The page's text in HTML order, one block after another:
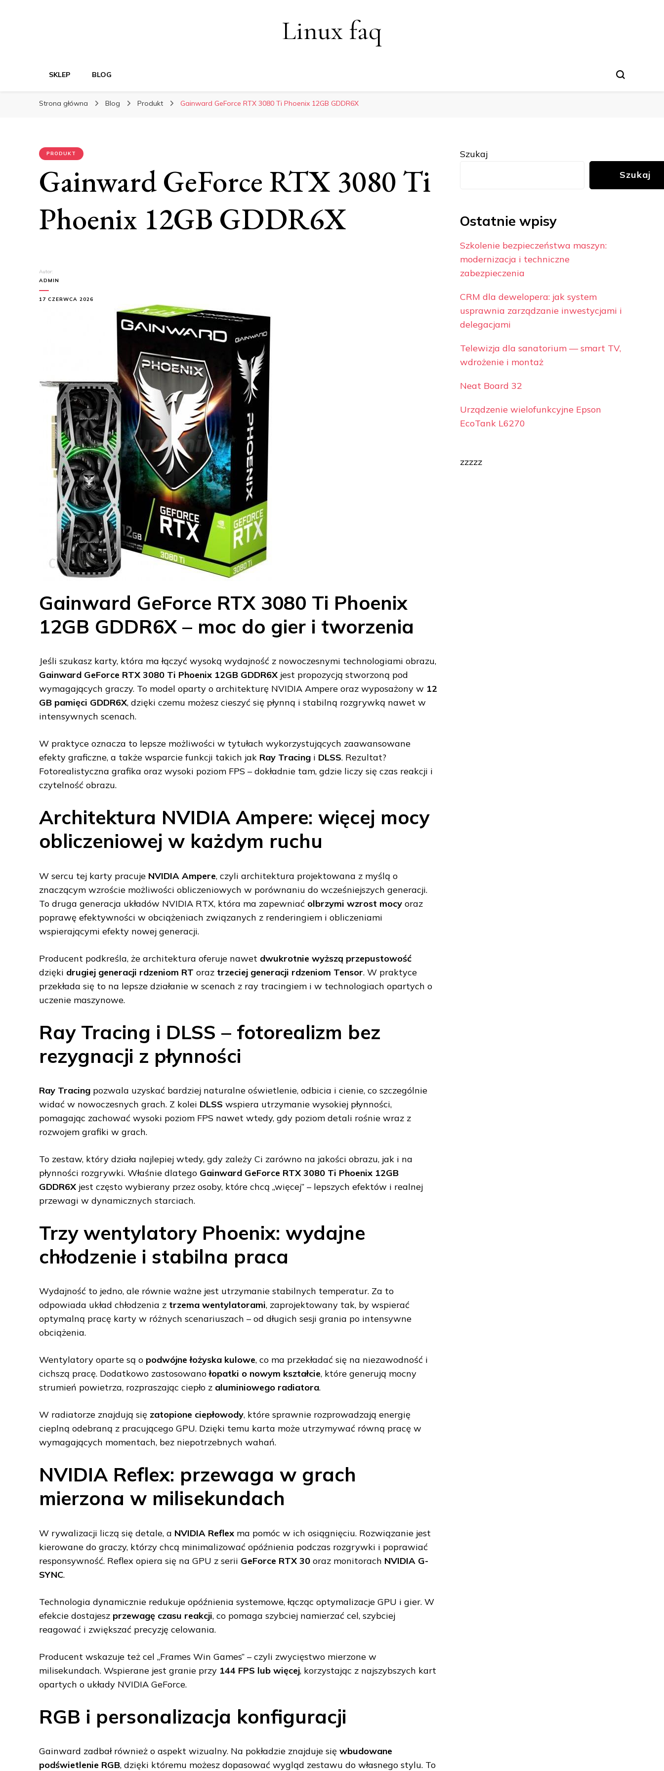
Linux faq
SKLEP BLOG
Strona główna Blog Produkt Gainward GeForce RTX 3080 Ti Phoenix 12GB GDDR6X
PRODUKT
Gainward GeForce RTX 3080 Ti
Phoenix 12GB GDDR6X
Autor:
ADMIN
17 CZERWCA 2026
Gainward GeForce RTX 3080 Ti Phoenix
12GB GDDR6X – moc do gier i tworzenia
Jeśli szukasz karty, która ma łączyć wysoką wydajność z nowoczesnymi technologiami obrazu,
Gainward GeForce RTX 3080 Ti Phoenix 12GB GDDR6X jest propozycją stworzoną pod
wymagających graczy. To model oparty o architekturę NVIDIA Ampere oraz wyposażony w 12
GB pamięci GDDR6X, dzięki czemu możesz cieszyć się płynną i stabilną rozgrywką nawet w
intensywnych scenach.
W praktyce oznacza to lepsze możliwości w tytułach wykorzystujących zaawansowane
efekty graficzne, a także wsparcie funkcji takich jak Ray Tracing i DLSS. Rezultat?
Fotorealistyczna grafika oraz wysoki poziom FPS – dokładnie tam, gdzie liczy się czas reakcji i
czytelność obrazu.
Architektura NVIDIA Ampere: więcej mocy
obliczeniowej w każdym ruchu
W sercu tej karty pracuje NVIDIA Ampere, czyli architektura projektowana z myślą o
znaczącym wzroście możliwości obliczeniowych w porównaniu do wcześniejszych generacji.
To druga generacja układów NVIDIA RTX, która ma zapewniać olbrzymi wzrost mocy oraz
poprawę efektywności w obciążeniach związanych z renderingiem i obliczeniami
wspierającymi efekty nowej generacji.
Producent podkreśla, że architektura oferuje nawet dwukrotnie wyższą przepustowość
dzięki drugiej generacji rdzeniom RT oraz trzeciej generacji rdzeniom Tensor. W praktyce
przekłada się to na lepsze działanie w scenach z ray tracingiem i w technologiach opartych o
uczenie maszynowe.
Ray Tracing i DLSS – fotorealizm bez
rezygnacji z płynności
Ray Tracing pozwala uzyskać bardziej naturalne oświetlenie, odbicia i cienie, co szczególnie
widać w nowoczesnych grach. Z kolei DLSS wspiera utrzymanie wysokiej płynności,
pomagając zachować wysoki poziom FPS nawet wtedy, gdy poziom detali rośnie wraz z
rozwojem grafiki w grach.
To zestaw, który działa najlepiej wtedy, gdy zależy Ci zarówno na jakości obrazu, jak i na
płynności rozgrywki. Właśnie dlatego Gainward GeForce RTX 3080 Ti Phoenix 12GB
GDDR6X jest często wybierany przez osoby, które chcą „więcej” – lepszych efektów i realnej
przewagi w dynamicznych starciach.
Trzy wentylatory Phoenix: wydajne
chłodzenie i stabilna praca
Wydajność to jedno, ale równie ważne jest utrzymanie stabilnych temperatur. Za to
odpowiada układ chłodzenia z trzema wentylatorami, zaprojektowany tak, by wspierać
optymalną pracę karty w różnych scenariuszach – od długich sesji grania po intensywne
obciążenia.
Wentylatory oparte są o podwójne łożyska kulowe, co ma przekładać się na niezawodność i
cichszą pracę. Dodatkowo zastosowanołopatki o nowym kształcie, które generują mocny
strumień powietrza, rozpraszając ciepło z aluminiowego radiatora.
W radiatorze znajdują się zatopione ciepłowody, które sprawnie rozprowadzają energię
cieplną odebraną z pracującego GPU. Dzięki temu karta może utrzymywać równą pracę w
wymagających momentach, bez niepotrzebnych wahań.
NVIDIA Reflex: przewaga w grach
mierzona w milisekundach
W rywalizacji liczą się detale, a NVIDIA Reflex ma pomóc w ich osiągnięciu. Rozwiązanie jest
kierowane do graczy, którzy chcą minimalizować opóźnienia podczas rozgrywki i poprawiać
responsywność. Reflex opiera się na GPU z serii GeForce RTX 30 oraz monitorach NVIDIA G-
SYNC.
Technologia dynamicznie redukuje opóźnienia systemowe, łącząc optymalizacje GPU i gier. W
efekcie dostajesz przewagę czasu reakcji, co pomaga szybciej namierzać cel, szybciej
reagować i zwiększać precyzję celowania.
Producent wskazuje też cel „Frames Win Games” – czyli zwycięstwo mierzone w
milisekundach. Wspierane jest granie przy 144 FPS lub więcej, korzystając z najszybszych kart
opartych o układy NVIDIA GeForce.
RGB i personalizacja konfiguracji
Gainward zadbał również o aspekt wizualny. Na pokładzie znajduje się wbudowane
podświetlenie RGB, dzięki któremu możesz dopasować wygląd zestawu do własnego stylu. To
Szukaj
Szukaj
Ostatnie wpisy
Szkolenie bezpieczeństwa maszyn:
modernizacja i techniczne
zabezpieczenia
CRM dla dewelopera: jak system
usprawnia zarządzanie inwestycjami i
delegacjami
Telewizja dla sanatorium — smart TV,
wdrożenie i montaż
Neat Board 32
Urządzenie wielofunkcyjne Epson
EcoTank L6270
zzzzz